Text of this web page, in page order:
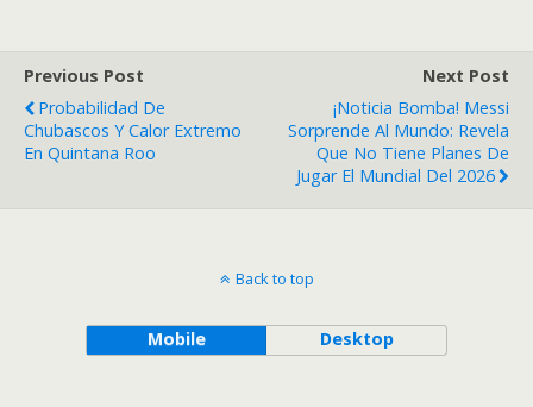
Previous Post
Probabilidad De
Chubascos Y Calor Extremo
En Quintana Roo
Next Post
¡Noticia Bomba! Messi
Sorprende Al Mundo: Revela
Que No Tiene Planes De
Jugar El Mundial Del 2026
Back to top
Mobile Desktop